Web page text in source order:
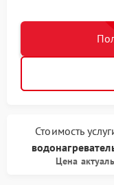
Стоимость
Цена